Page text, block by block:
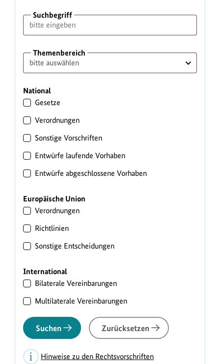
Suchbegriff
Themenbereich
National
Gesetze
Verordnungen
Sonstige Vorschriften
Entwürfe laufende Vorhaben
Entwürfe abgeschlossene Vorhaben
Europäische Union
Verordnungen
Richtlinien
Sonstige Entscheidungen
International
Bilaterale Vereinbarungen
Multilaterale Vereinbarungen
Suchen Zurücksetzen
Hinweise zu den Rechtsvorschriften